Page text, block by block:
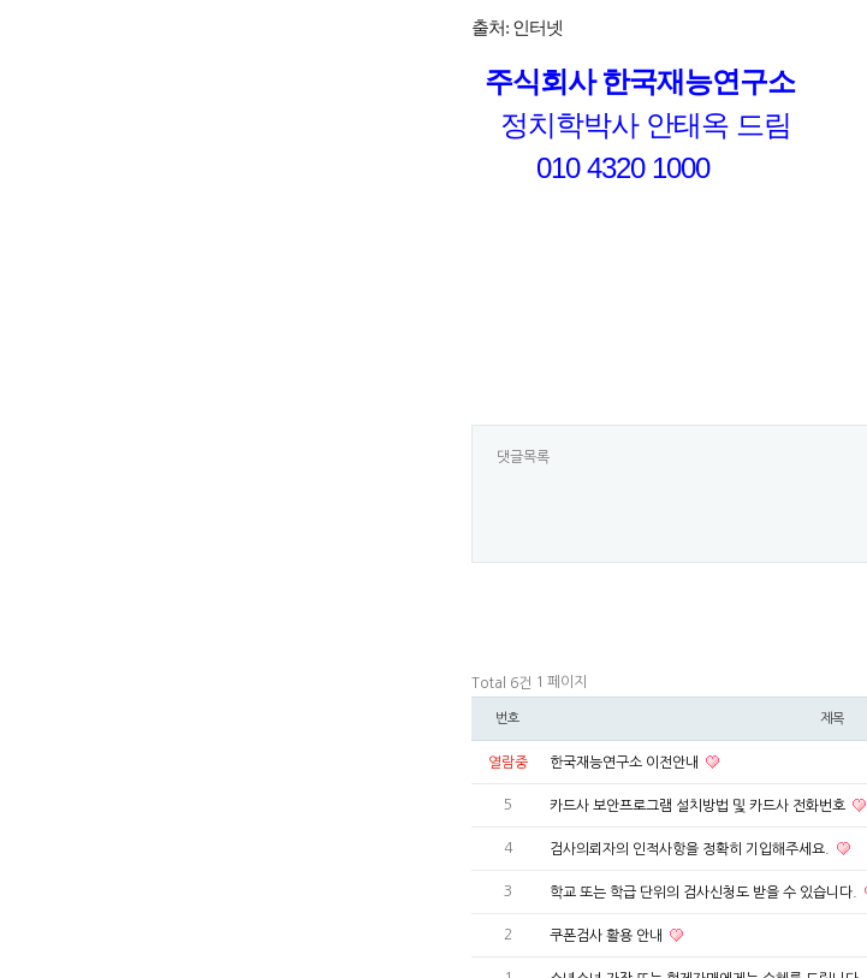
출처: 인터넷
주식회사 한국재능연구소
정치학박사 안태옥 드림
010 4320 1000
댓글목록
Total 6건 1 페이지
번호 제목
열람중 한국재능연구소 이전안내
5 카드사 보안프로그램 설치방법 및 카드사 전화번호
4 검사의뢰자의 인적사항을 정확히 기입해주세요.
3 학교 또는 학급 단위의 검사신청도 받을 수 있습니다.
2 쿠폰검사 활용 안내